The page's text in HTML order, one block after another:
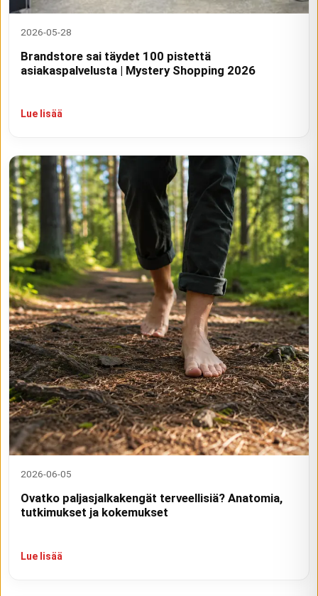
2026-05-28
Brandstore sai täydet 100 pistettä
asiakaspalvelusta | Mystery Shopping 2026
Lue lisää
2026-06-05
Ovatko paljasjalkakengät terveellisiä? Anatomia,
tutkimukset ja kokemukset
Lue lisää